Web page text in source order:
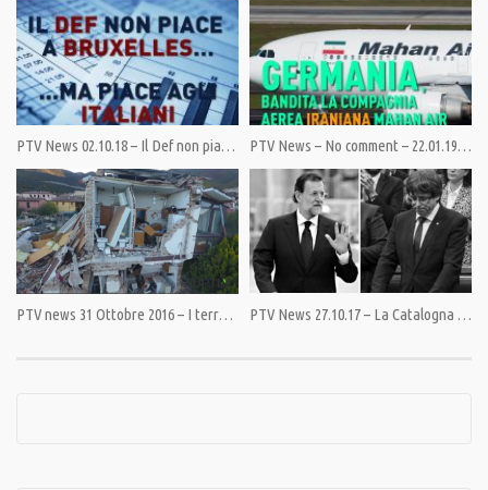
Category:News,PrimoPiano
Tags:ArcelorMittal,Cile, Cina,Gorbaciov, nucleari Pinera,Yemen
PTV News 02.10.18 – Il Def non piace a Bruxelles… PTV News – No comment – 22.01.19 – Germania, bandita la compagnia aerea iraniana Mahan Air
PTV news 31 Ottobre 2016 – I terremoti sono due. L’altro è il Governo PTV News 27.10.17 – La Catalogna proclama l’indipendenza dalla Spagna. Sale la tensione